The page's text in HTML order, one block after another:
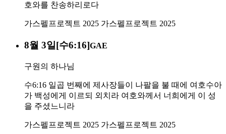
호와를 찬송하리로다
가스펠프로젝트 2025 가스펠프로젝트 2025
8월 3일[수6:16]GAE
구원의 하나님
수6:16 일곱 번째에 제사장들이 나팔을 불 때에 여호수아
가 백성에게 이르되 외치라 여호와께서 너희에게 이 성
을 주셨느니라
가스펠프로젝트 2025 가스펠프로젝트 2025